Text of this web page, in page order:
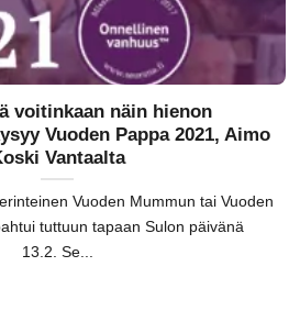
voitinkaan näin hienon
Vuoden Pappa 2021, Aimo
Vantaalta
Vuoden Mummun tai Vuoden
tuttuun tapaan Sulon päivänä
13.2. Se...